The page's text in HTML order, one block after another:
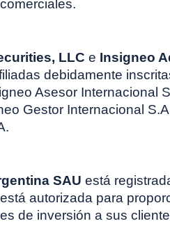
LLC e Insigneo
debidamente
Asesor
Gestor Internacional
SAU está
autorizada para
de inversión a sus